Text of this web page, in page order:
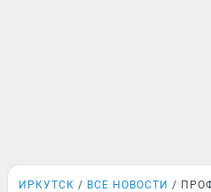
ИРКУТСК ВСЕ НОВОСТИ